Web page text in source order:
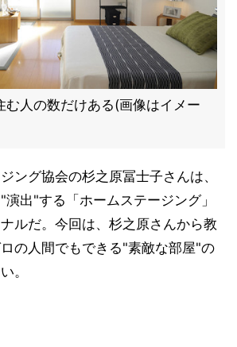
む人の数だけある(画像はイメー
ング協会の杉之原冨士子さんは、
出"する「ホームステージング」
ルだ。今回は、杉之原さんから教
の人間でもできる"素敵な部屋"の
。